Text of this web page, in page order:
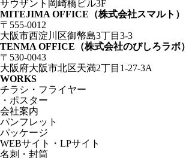
サウザント岡崎橋ビル3F
MITEJIMA OFFICE（株式会社スマルト）
〒555-0012
大阪市西淀川区御幣島3丁目3-3
TENMA OFFICE（株式会社のびしろラボ）
〒530-0043
大阪府大阪市北区天満2丁目1-27-3A
WORKS
チラシ・フライヤー
・ポスター
会社案内
パンフレット
パッケージ
WEBサイト・LPサイト
名刺・封筒